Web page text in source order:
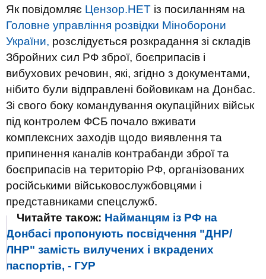
Як повідомляє Цензор.НЕТ із посиланням на
Головне управління розвідки Міноборони
України, розслідується розкрадання зі складів
Збройних сил РФ зброї, боєприпасів і
вибухових речовин, які, згідно з документами,
нібито були відправлені бойовикам на Донбас.
Зі свого боку командування окупаційних військ
під контролем ФСБ почало вживати
комплексних заходів щодо виявлення та
припинення каналів контрабанди зброї та
боєприпасів на територію РФ, організованих
російськими військовослужбовцями і
представниками спецслужб.
Читайте також: Найманцям із РФ на
Донбасі пропонують посвідчення "ДНР/
ЛНР" замість вилучених і вкрадених
паспортів, - ГУР